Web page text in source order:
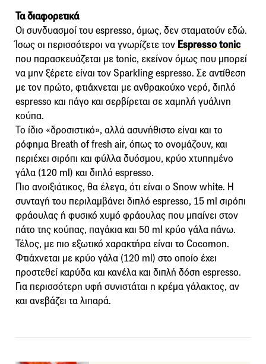
Τα διαφορετικά
Οι συνδυασμοί του espresso, όμως, δεν σταματούν εδώ.
Ίσως οι περισσότεροι να γνωρίζετε τον Espresso tonic
που παρασκευάζεται με tonic, εκείνον όμως που μπορεί
να μην ξέρετε είναι τον Sparkling espresso. Σε αντίθεση
με τον πρώτο, φτιάχνεται με ανθρακούχο νερό, διπλό
espresso και πάγο και σερβίρεται σε χαμηλή γυάλινη
κούπα.
Το ίδιο «δροσιστικό», αλλά ασυνήθιστο είναι και το
ρόφημα Breath of fresh air, όπως το ονομάζουν, και
περιέχει σιρόπι και φύλλα δυόσμου, κρύο χτυπημένο
γάλα (120 ml) και διπλό espresso.
Πιο ανοιξιάτικος, θα έλεγα, ότι είναι ο Snow white. Η
συνταγή του περιλαμβάνει διπλό espresso, 15 ml σιρόπι
φράουλας ή φυσικό χυμό φράουλας που μπαίνει στον
πάτο της κούπας, παγάκια και 50 ml κρύο γάλα πάνω.
Τέλος, με πιο εξωτικό χαρακτήρα είναι το Cocomon.
Φτιάχνεται με κρύο γάλα (120 ml) στο οποίο έχει
προστεθεί καρύδα και κανέλα και διπλή δόση espresso.
Για περισσότερη υφή συνιστάται η κρέμα γάλακτος, αν
και ανεβάζει τα λιπαρά.